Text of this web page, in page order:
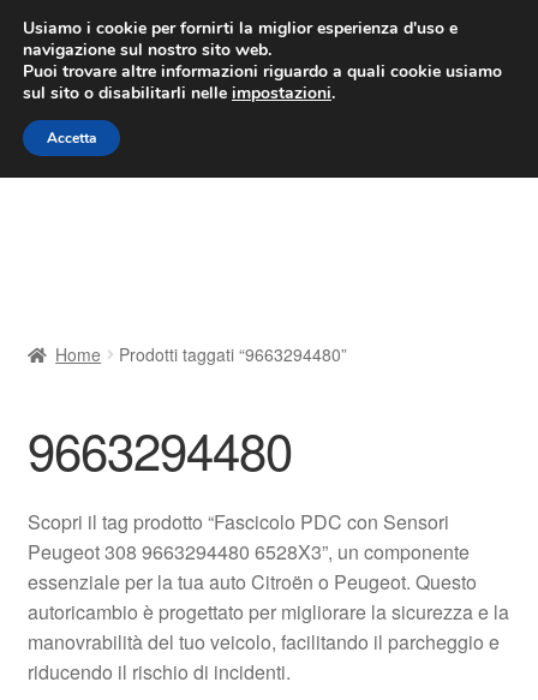
CONSEGNA da 7 EUR
Lun-Ven 9:00 - 16:00/800 580 290
Vai
alla
navigazione
Vai
al
contenuto
Contatto
Il mio account
Pagamenti
Politica sulla riservatezza
Home Prodotti taggati “9663294480”
9663294480
Scopri il tag prodotto “Fascicolo PDC con Sensori
Peugeot 308 9663294480 6528X3”, un componente
essenziale per la tua auto Citroën o Peugeot. Questo
autoricambio è progettato per migliorare la sicurezza e la
manovrabilità del tuo veicolo, facilitando il parcheggio e
riducendo il rischio di incidenti.
Usiamo i cookie per fornirti la miglior esperienza d'uso e
navigazione sul nostro sito web.
Puoi trovare altre informazioni riguardo a quali cookie usiamo
sul sito o disabilitarli nelle impostazioni.
Accetta